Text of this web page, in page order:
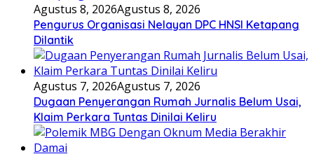
Agustus 8, 2026Agustus 8, 2026
Pengurus Organisasi Nelayan DPC HNSI Ketapang
Dilantik
Agustus 7, 2026Agustus 7, 2026
Dugaan Penyerangan Rumah Jurnalis Belum Usai,
Klaim Perkara Tuntas Dinilai Keliru